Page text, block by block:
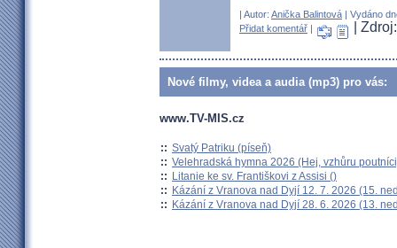
| Autor: Anička Balintová | Vydáno
Přidat komentář | |
Nové filmy, videa a audia (mp3) pro vás:
www.TV-MIS.cz
:: Svatý Patriku (píseň)
:: Velehradská hymna 2026 (Hej, vzhůru
:: Litanie ke sv. Františkovi z Assisi ()
:: Kázání z Vranova nad Dyjí 12. 7. 2026 (15.
:: Kázání z Vranova nad Dyjí 28. 6. 2026 (13.